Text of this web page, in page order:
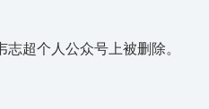
超个人公众号上被删除。